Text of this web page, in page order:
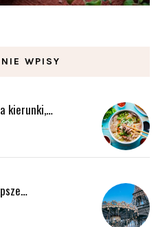
WPISY
kierunki,…